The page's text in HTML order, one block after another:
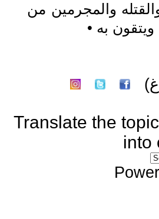
والمجرمين من
به •
Translate the topic
into